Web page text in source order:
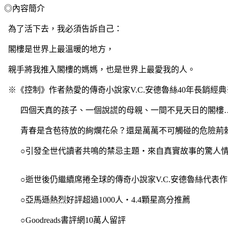
◎內容簡介
為了活下去，我必須告訴自己：
閣樓是世界上最溫暖的地方，
親手將我推入閣樓的媽媽，也是世界上最愛我的人。
※《控制》作者熱愛的傳奇小說家V.C.安德魯絲40年長銷經
四個天真的孩子、一個說謊的母親、一間不見天日的閣
青春是含苞待放的絢爛花朵？還是萬萬不可觸碰的危險荊
○引發全世代讀者共鳴的禁忌主題‧來自真實故事的驚人
○逝世後仍繼續席捲全球的傳奇小說家V.C.安德魯絲代表作
○亞馬遜熱烈好評超過1000人‧4.4顆星高分推薦
○Goodreads書評網10萬人留評